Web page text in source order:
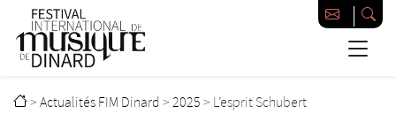
Passer au contenu principal
Festival international de musique de Dinard
>Actualités FIM Dinard>2025> L’esprit Schubert